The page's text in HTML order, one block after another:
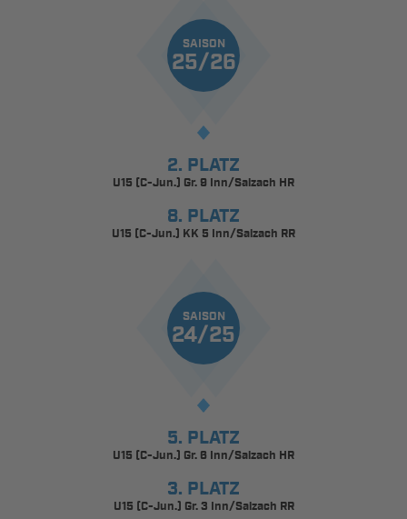
SAISON
25/26
2. PLATZ
U15 (C-Jun.) Gr. 9 Inn/Salzach HR
8. PLATZ
U15 (C-Jun.) KK 5 Inn/Salzach RR
SAISON
24/25
5. PLATZ
U15 (C-Jun.) Gr. 6 Inn/Salzach HR
3. PLATZ
U15 (C-Jun.) Gr. 3 Inn/Salzach RR